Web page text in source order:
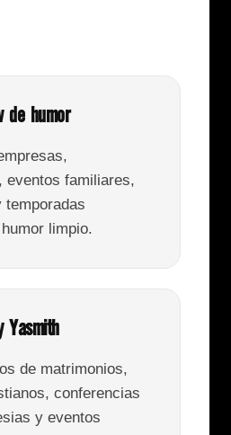
de humor
eventos familiares,
temporadas
limpio.
Yasmith
de matrimonios,
conferencias
y eventos